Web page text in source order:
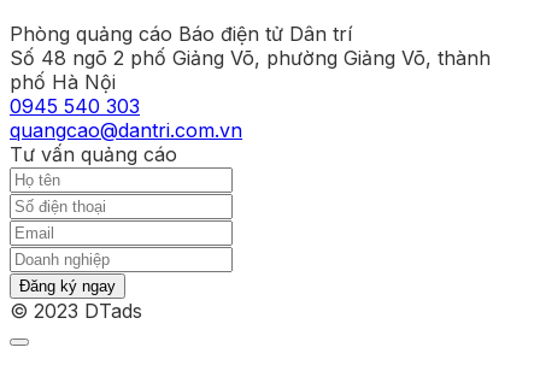
Phòng quảng cáo Báo điện tử Dân trí
Số 48 ngõ 2 phố Giảng Võ, phường Giảng Võ, thành
phố Hà Nội
0945 540 303
quangcao@dantri.com.vn
Tư vấn quảng cáo
Đăng ký ngay
© 2023 DTads